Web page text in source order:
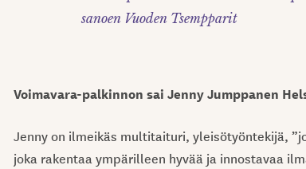
sanoen Vuoden Tsempparit
Voimavara-palkinnon sai Jenny Jumppanen
Jenny on ilmeikäs multitaituri, yleisötyöntekijä,
joka rakentaa ympärilleen hyvää ja innostavaa